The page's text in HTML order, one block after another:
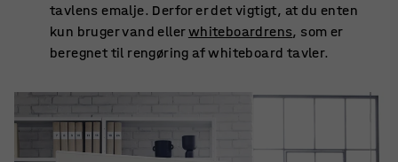
tavlens emalje. Derfor er det vigtigt, at du enten
kun bruger vand ellerwhiteboardrens, som er
beregnet til rengøring af whiteboard tavler.